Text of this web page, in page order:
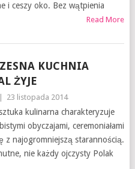
i ceszy oko. Bez wątpienia
Read More
KUCHNIA
ŻYJE
23 listopada 2014
kulinarna charakteryzuje
obyczajami, ceremoniałami
z najogromniejszą starannością.
nie każdy ojczysty Polak